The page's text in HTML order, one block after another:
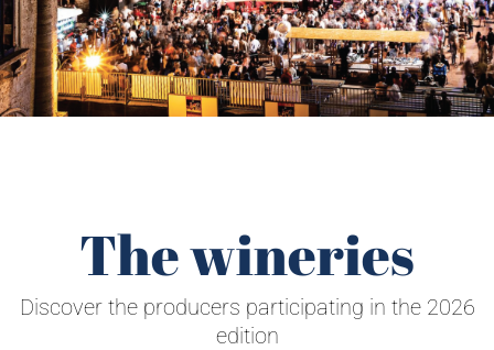
The wineries
Discover the producers participating in the 2026
edition